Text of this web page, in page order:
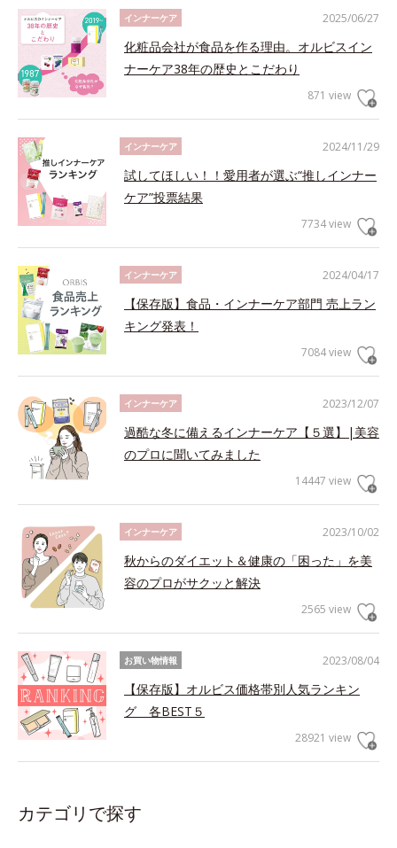
2025/06/27
インナーケア
化粧品会社が食品を作る理由。オルビスイン
ナーケア38年の歴史とこだわり
871 view
2024/11/29
インナーケア
試してほしい！！愛用者が選ぶ“推しインナー
ケア”投票結果
7734 view
2024/04/17
インナーケア
【保存版】食品・インナーケア部門 売上ラン
キング発表！
7084 view
2023/12/07
インナーケア
過酷な冬に備えるインナーケア【５選】|美容
のプロに聞いてみました
14447 view
2023/10/02
インナーケア
秋からのダイエット＆健康の「困った」を美
容のプロがサクッと解決
2565 view
2023/08/04
お買い物情報
【保存版】オルビス価格帯別人気ランキン
グ 各BEST５
28921 view
カテゴリで探す